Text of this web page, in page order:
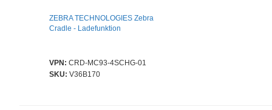
ZEBRA TECHNOLOGIES Zebra
Cradle - Ladefunktion
VPN: CRD-MC93-4SCHG-01
SKU: V36B170